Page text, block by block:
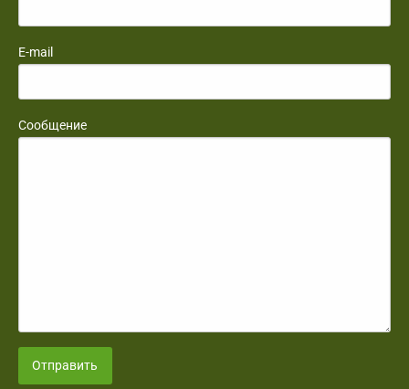
E-mail
Сообщение
Отправить